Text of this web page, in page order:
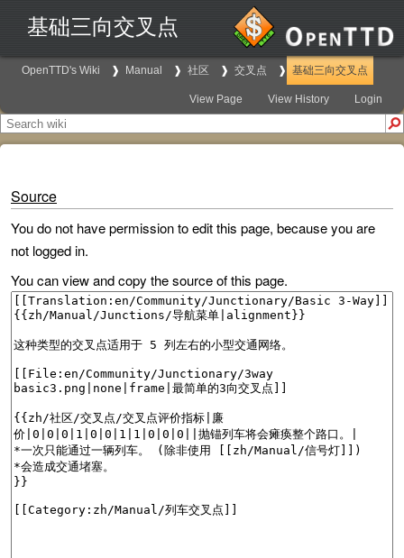
基础三向交叉点
OpenTTD's Wiki Manual 社区 交叉点 基础三向交叉点
View Page View History Login
Source
You do not have permission to edit this page, because you are
not logged in.
You can view and copy the source of this page.